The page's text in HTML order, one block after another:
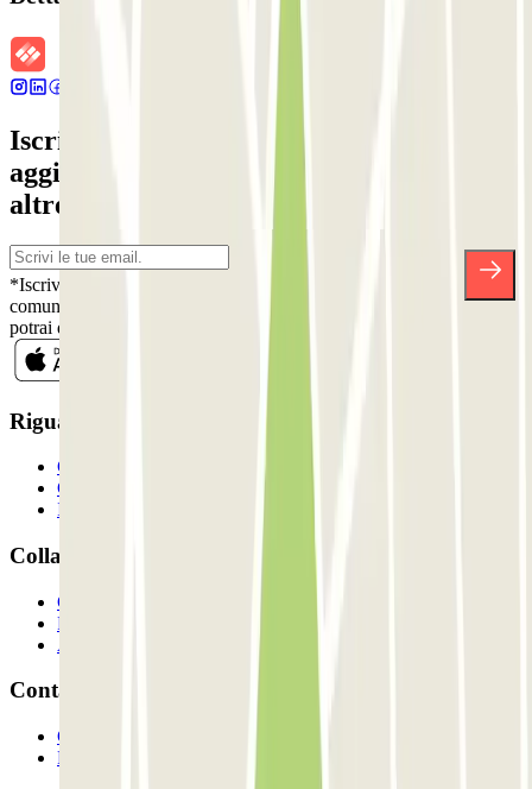
Iscriviti alla nostra Newsletter e rimani
aggiornato su sconti, concorsi e tante
altre sorprese.
*Iscrivendoti, accetti la nostra Informativa sulla Privacy per ricevere
comunicazioni commerciali da Parclick. Senza alcun impegno,
potrai disiscriverti quando vuoi direttamente dalla stessa newsletter.
Riguardo a Parclcik
Chi siamo
Come funziona?
I Nostri Parcheggi
Collaboriamo?
Collaboratori
Proprietari di parcheggio
Affiliati
Contatto
Contattaci
FAQ